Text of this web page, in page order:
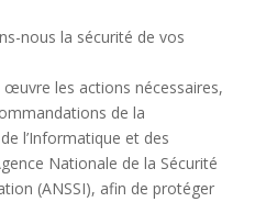
nous la sécurité de vos
les actions nécessaires,
de la
l’Informatique et des
Nationale de la Sécurité
(ANSSI), afin de protéger